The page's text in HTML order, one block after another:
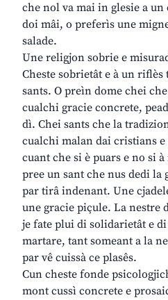
che nol va mai in glesie a un
doi mâi, o preferìs une
salade.
Une religjon sobrie e
Cheste sobrietât e à un
sants. O preìn dome chei
cualchi gracie concrete,
dì. Chei sants che la
cualchi malan dai cristians e
cuant che si è puars e no si
pree un sant che nus dedi la
par tirâ indenant. Une
une gracie piçule. La nestre
je fate plui di solidarietât e
martare, tant someant a la
par vê cuissà ce plasês.
Cun cheste fonde
mont cussì concrete e